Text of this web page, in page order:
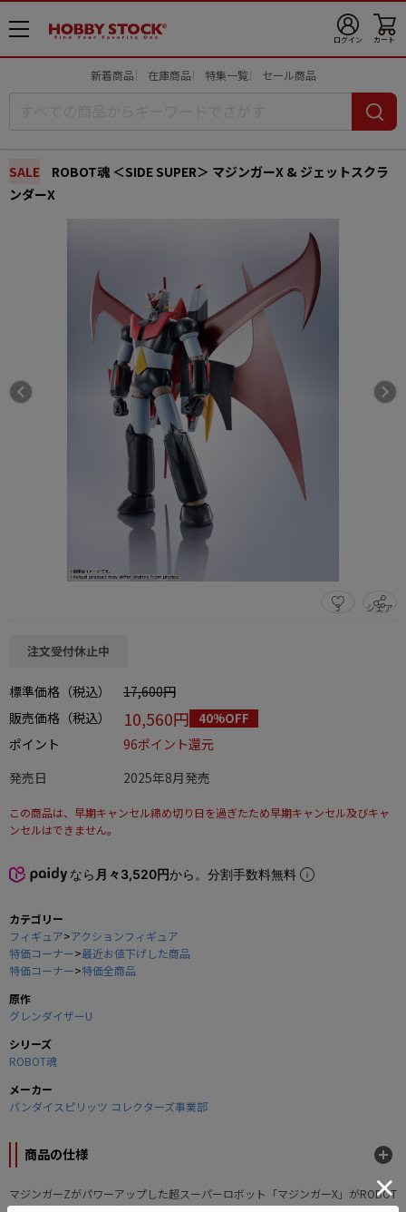
メ
ニ
ログイン カート
新着商品 在庫商品 特集一覧 セール商品
SALE
ROBOT魂 ＜SIDE SUPER＞ マジンガーX & ジェットスクラ
ンダーX
3 シェア
この商品をシェアする
注文受付休止中
標準価格（税込）
17,600円
販売価格（税込）
10,560円 40%OFF
ポイント
96ポイント還元
発売日
2025年8月発売
この商品は、早期キャンセル締め切り日を過ぎたため早期キャンセル及びキャ
ンセルはできません。
なら 月々3,520円から。分割手数料無料
カテゴリー
フィギュア>アクションフィギュア
特価コーナー>最近お値下げした商品
特価コーナー>特価全商品
原作
グレンダイザーU
シリーズ
ROBOT魂
メーカー
バンダイスピリッツ コレクターズ事業部
商品の仕様
マジンガーZがパワーアップした超スーパーロボット「マジンガーX」がROBOT